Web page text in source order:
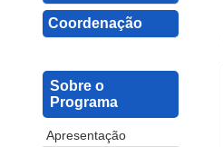
Coordenação
Sobre o
Programa
Apresentação